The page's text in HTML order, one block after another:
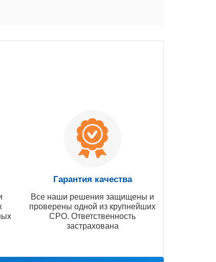
Гарантия качества
Все наши решения защищены и
проверены одной из крупнейших
СРО. Ответственность
застрахована